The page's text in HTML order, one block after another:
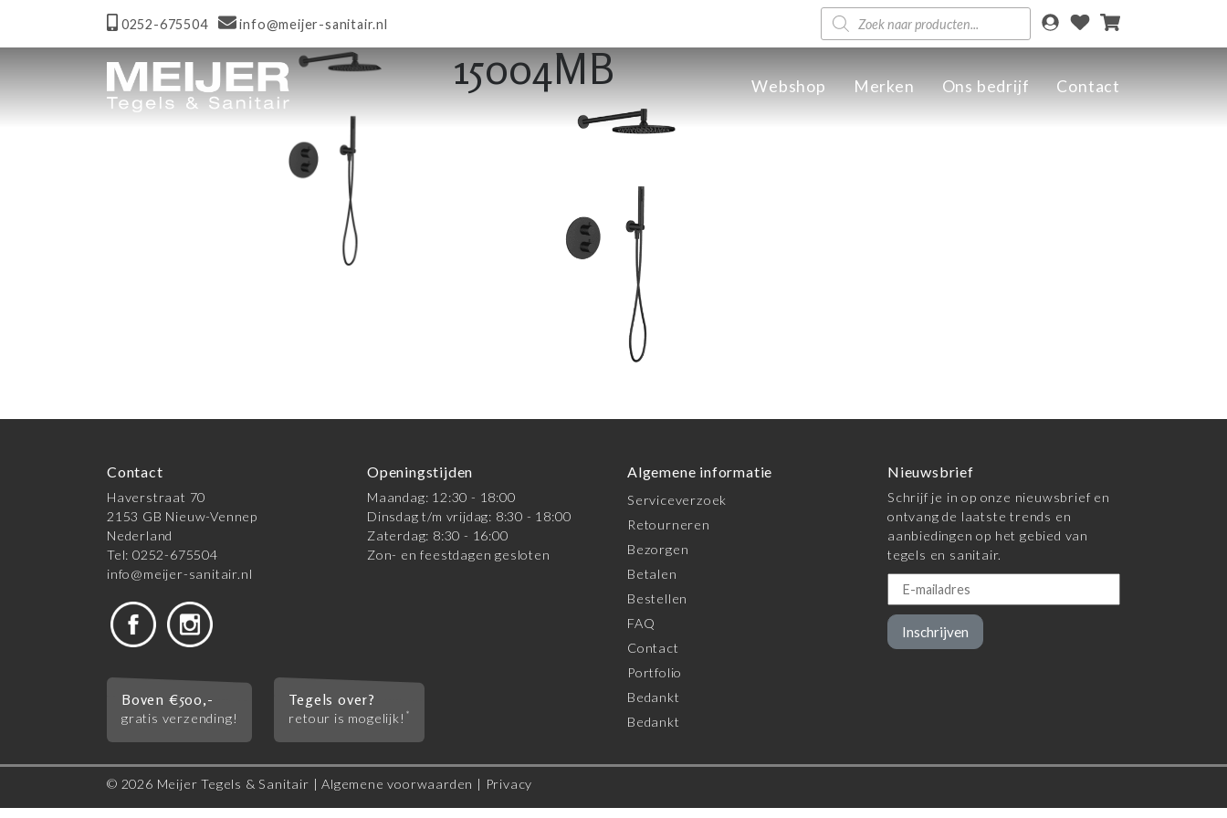
0252-675504 info@meijer-sanitair.nl
Producten
zoeken
Webshop Merken Ons bedrijf Contact
15004MB
Contact
Haverstraat 70
2153 GB Nieuw-Vennep
Nederland
Tel: 0252-675504
info@meijer-sanitair.nl
Openingstijden
Maandag: 12:30 - 18:00
Dinsdag t/m vrijdag: 8:30 - 18:00
Zaterdag: 8:30 - 16:00
Zon- en feestdagen gesloten
Boven €500,-
gratis verzending!
Tegels over?
retour is mogelijk! *
Algemene informatie
Serviceverzoek
Retourneren
Bezorgen
Betalen
Bestellen
FAQ
Contact
Portfolio
Bedankt
Bedankt
Nieuwsbrief
Schrijf je in op onze nieuwsbrief en
ontvang de laatste trends en
aanbiedingen op het gebied van
tegels en sanitair.
Inschrijven
© 2026 Meijer Tegels & Sanitair |Algemene voorwaarden | Privacy